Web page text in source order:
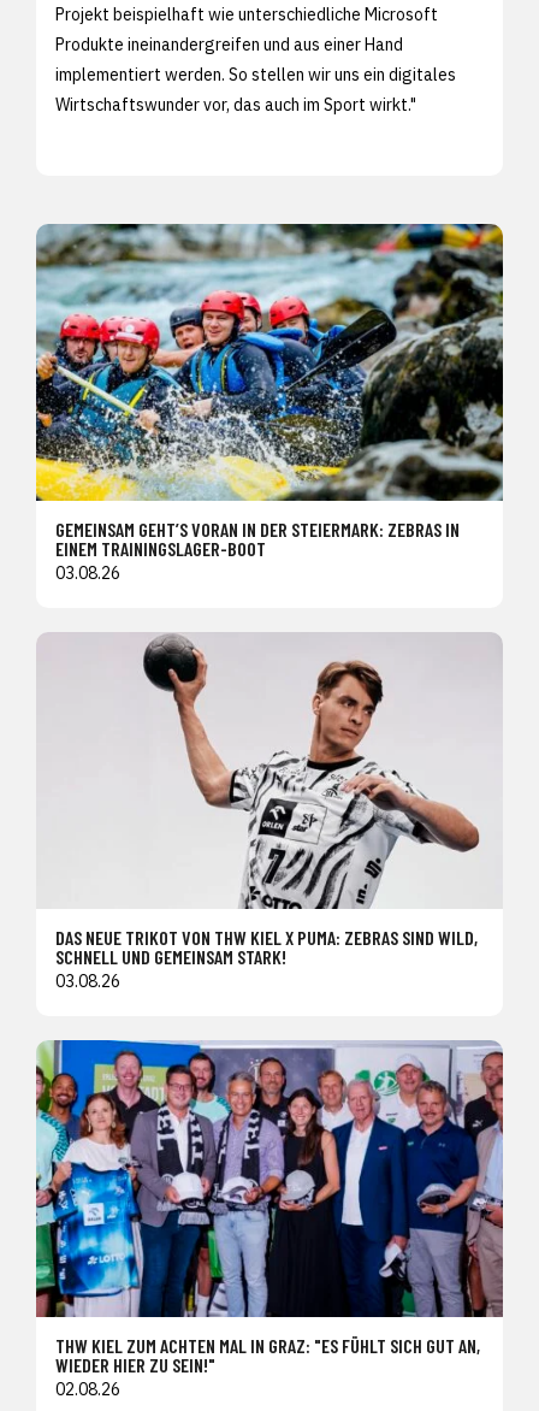
Projekt beispielhaft wie unterschiedliche Microsoft
Produkte ineinandergreifen und aus einer Hand
implementiert werden. So stellen wir uns ein digitales
Wirtschaftswunder vor, das auch im Sport wirkt."
GEMEINSAM GEHT’S VORAN IN DER STEIERMARK: ZEBRAS IN
EINEM TRAININGSLAGER-BOOT
03.08.26
DAS NEUE TRIKOT VON THW KIEL X PUMA: ZEBRAS SIND WILD,
SCHNELL UND GEMEINSAM STARK!
03.08.26
THW KIEL ZUM ACHTEN MAL IN GRAZ: "ES FÜHLT SICH GUT AN,
WIEDER HIER ZU SEIN!"
02.08.26